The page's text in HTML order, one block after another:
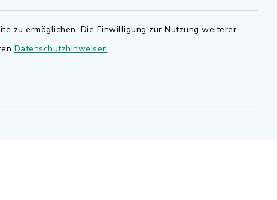
zu ermöglichen. Die Einwilligung zur Nutzung weiterer
Datenschutzhinweisen.
Bürgerserviceportal
Landkreis Erlangen-Höchstadt